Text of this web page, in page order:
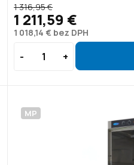
1 018,14 € bez DPH
1 316,95 €
1 211,59 €
MP